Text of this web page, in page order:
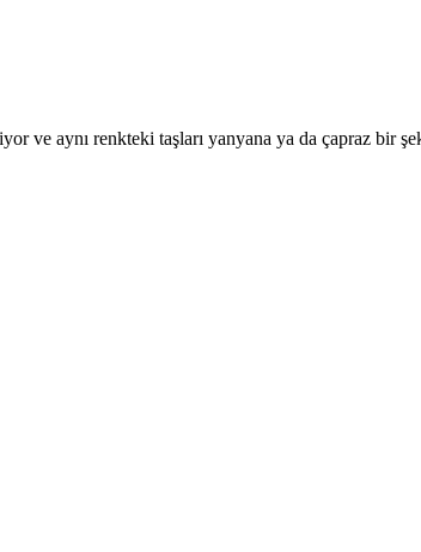
ve aynı renkteki taşları yanyana ya da çapraz bir